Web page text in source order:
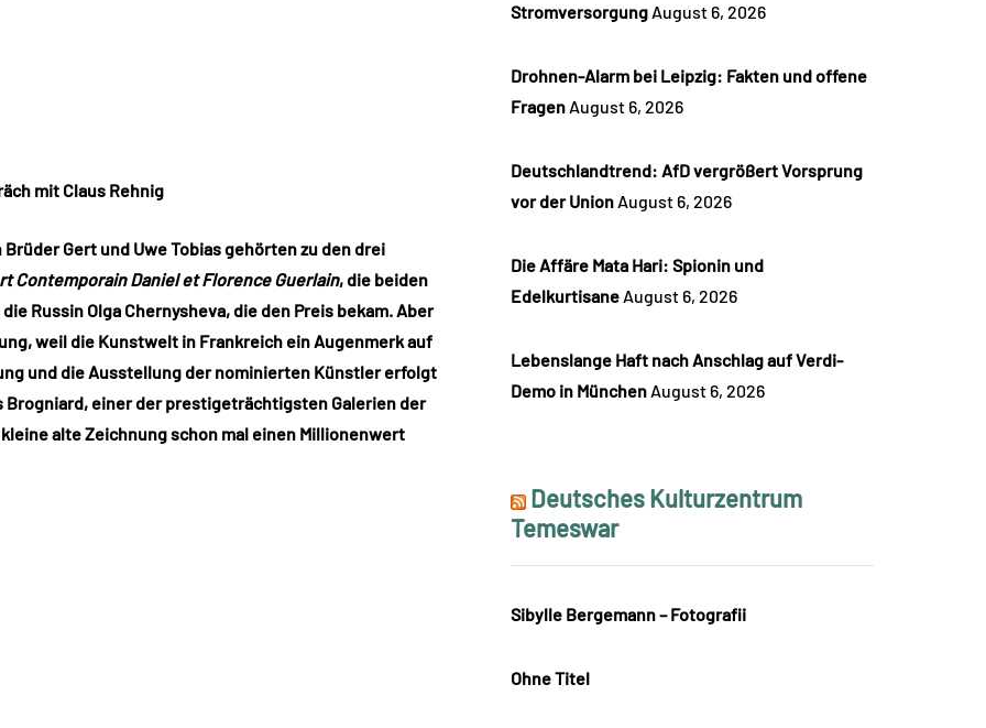
mit Claus Rehnig
Gert und Uwe Tobias gehörten zu den drei
Contemporain Daniel et Florence Guerlain, die beiden
Russin Olga Chernysheva, die den Preis bekam. Aber
weil die Kunstwelt in Frankreich ein Augenmerk auf
und die Ausstellung der nominierten Künstler erfolgt
Brogniard, einer der prestigeträchtigsten Galerien der
alte Zeichnung schon mal einen Millionenwert
Stromversorgung August 6, 2026
Drohnen-Alarm bei Leipzig: Fakten und offene
Fragen August 6, 2026
Deutschlandtrend: AfD vergrößert Vorsprung
vor der Union August 6, 2026
Die Affäre Mata Hari: Spionin und
Edelkurtisane August 6, 2026
Lebenslange Haft nach Anschlag auf Verdi-
Demo in München August 6, 2026
Deutsches Kulturzentrum
Temeswar
Sibylle Bergemann – Fotografii
Ohne Titel